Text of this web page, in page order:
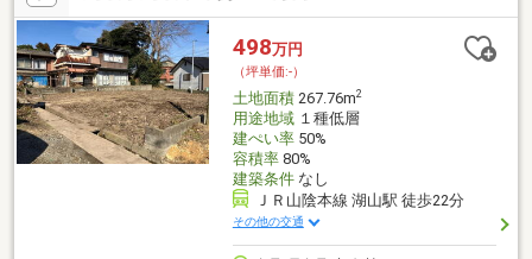
498万円
（坪単価:-）
土地面積267.76m2
用途地域１種低層
建ぺい率50%
容積率80%
建築条件なし
ＪＲ山陰本線 湖山駅 徒歩22分
その他の交通